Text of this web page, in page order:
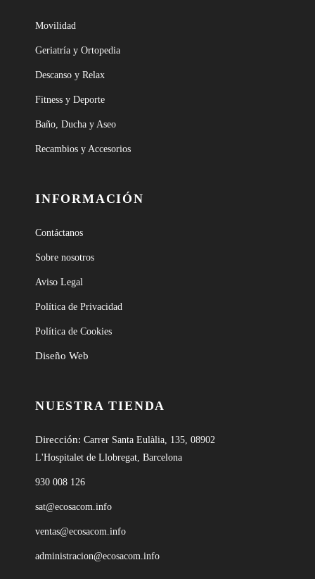
Movilidad
Geriatría y Ortopedia
Descanso y Relax
Fitness y Deporte
Baño, Ducha y Aseo
Recambios y Accesorios
INFORMACIÓN
Contáctanos
Sobre nosotros
Aviso Legal
Política de Privacidad
Política de Cookies
Diseño Web
NUESTRA TIENDA
Dirección: Carrer Santa Eulàlia, 135, 08902
L'Hospitalet de Llobregat, Barcelona
930 008 126
sat@ecosacom.info
ventas@ecosacom.info
administracion@ecosacom.info